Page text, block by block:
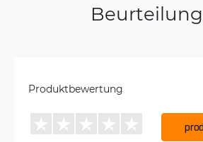
Produktbewertung